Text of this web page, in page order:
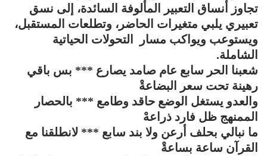
تجاوز أنساق التعبير المألوفة السائدة، إلى نسق
تعبيري يلبي متغيرات الحاضر، وتطلعات المستقبل،
ويستوعب ويواكب مسار التحولات الحياتية
الشاملة.
شعبنا الحر سابع عام صامد يصارع *** بس باقي
رهينة تحت سعر البضاعةْ
والعدو يستغل الوضع حاقد وطامع *** بالحصار
الممنهج ظل فارد ذراعهْ
ما نبالي بحلف أرعن ولا بند سابع *** لانطلقنا مع
القرآن ساعة بساعةْ